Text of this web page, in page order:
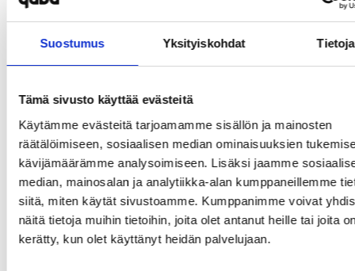
Suostumus Yksityiskohdat Tietoja
Tämä sivusto käyttää evästeitä
Käytämme evästeitä tarjoamamme sisällön ja mainosten
räätälöimiseen, sosiaalisen median ominaisuuksien
kävijämäärämme analysoimiseen. Lisäksi jaamme
median, mainosalan ja analytiikka-alan kumppaneillemme
siitä, miten käytät sivustoamme. Kumppanimme voivat
näitä tietoja muihin tietoihin, joita olet antanut heille tai joita
kerätty, kun olet käyttänyt heidän palvelujaan.
teknisesti helppo prosessi, mutta suunnittelu vaatii
toteuttaminen printissä, radiossa tai esim.
katumainonnassa ei todellakaan vaadi mittavia
4. Monipuoliset mediaratkaisut
Monipuolisten mediaratkaisujen avulla tavoitat asiakkaasi
ennen matkaa, matkan aikana sekä paikan päällä.
Tehokkaan medianäkyvyyden lisäksi, Viro tarjoaa luovia ja
laadukkaita sisältö- ja vaikuttajamarkkinointiratkaisuja.
Hyvin suunniteltu vaikuttajayhteistyö tuottaa